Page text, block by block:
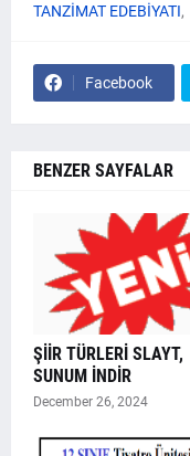
TANZİMAT EDEBİYATI
Facebook
BENZER SAYFALAR
ŞİİR TÜRLERİ SLAYT,
SUNUM İNDİR
December 26, 2024